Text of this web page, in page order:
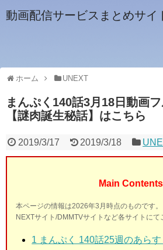
動画配信サービスまとめサイ
ホーム UNEXT
まんぷく140話3月18日動画
【謎肉誕生秘話】はこちら
2019/3/17 2019/3/18
Main Contents
本ページの情報は2026年3月時点のものです
NEXTサイト/DMMTVサイトなど各サイトにて
1 まんぷく 140話25週のあら